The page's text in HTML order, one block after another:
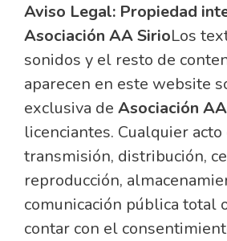
Aviso Legal: Propiedad
Asociación AA SirioLos
sonidos y el resto de
aparecen en este website
exclusiva de Asociación
licenciantes. Cualquier acto
transmisión, distribución,
reproducción,
comunicación pública total
contar con el